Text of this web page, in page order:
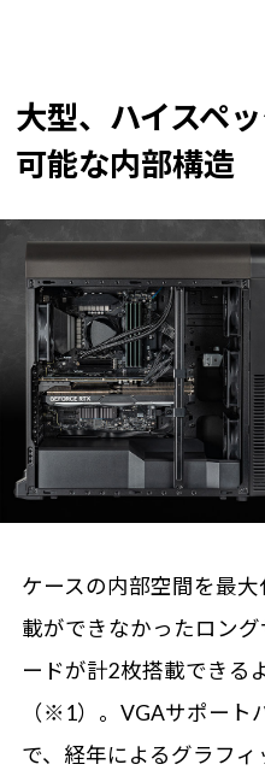
大型、ハイスペ
可能な内部構造
ケースの内部空間を最
載ができなかったロン
ードが計2枚搭載できる
（※1）。VGAサポート
で、経年によるグラフ